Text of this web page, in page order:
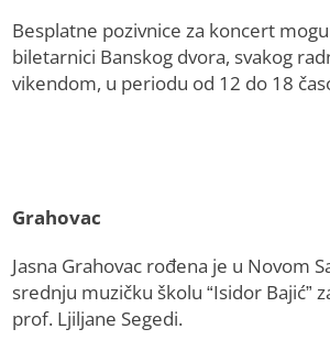
Besplatne pozivnice za koncert
biletarnici Banskog dvora, svakog
vikendom, u periodu od 12 do 18
Grahovac
Jasna Grahovac rođena je u Novom
srednju muzičku školu “Isidor Bajić”
prof. Ljiljane Segedi.